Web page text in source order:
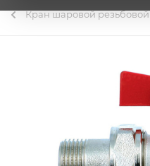
Кран шаровой резьбовой